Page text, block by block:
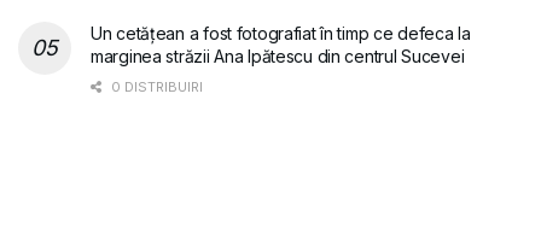
Un cetățean a fost fotografiat în timp ce defeca la
marginea străzii Ana Ipătescu din centrul Sucevei
0 DISTRIBUIRI